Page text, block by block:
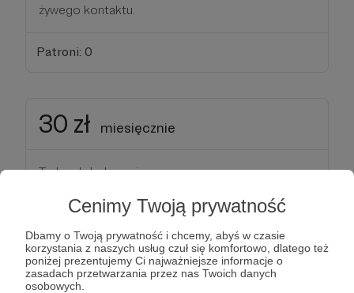
Cenimy Twoją prywatność
Dbamy o Twoją prywatność i chcemy, abyś w czasie
korzystania z naszych usług czuł się komfortowo, dlatego też
poniżej prezentujemy Ci najważniejsze informacje o
zasadach przetwarzania przez nas Twoich danych
osobowych.
żywego kontaktu.
Patroni: 0
30 zł miesięcznie
Turbo doładowanie
Jeeeeny! Takiego doładowania się od Ciebie nie
spodziewałem! Gdybym był telefonem na kartę, to
dzięki Tobie przez miesiąc miałbym odblokowane
konto :D